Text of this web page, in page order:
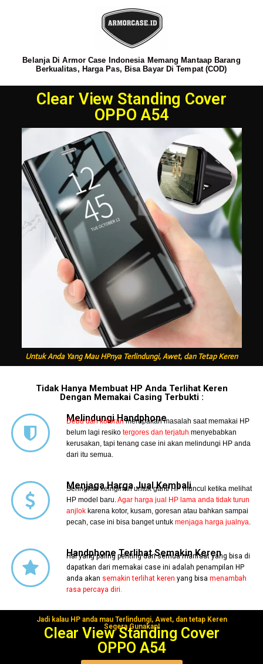
Belanja Di Armor Case Indonesia Memang Mantaap Barang
Berkualitas, Harga Pas, Bisa Bayar Di Tempat (COD)
Clear View Standing Cover
OPPO A54
Untuk Anda Yang Mau HPnya Terlindungi, Awet, dan Tetap Keren
Tidak Hanya Membuat HP Anda Terlihat Keren
Dengan Memakai Casing Terbukti :
Melindungi Handphone
Debu dan kotoran merupakan masalah saat memakai HP
belum lagi resiko tergores dan terjatuh menyebabkan
kerusakan, tapi tenang case ini akan melindungi HP anda
dari itu semua.
Menjaga Harga Jual Kembali
Seringkali keinginan untuk ganti HP muncul ketika melihat
HP model baru.Agar harga jual HP lama anda tidak turun
anjlok karena kotor, kusam, goresan atau bahkan sampai
pecah, case ini bisa banget untukmenjaga harga jualnya.
Handphone Terlihat Semakin Keren
Hal yang paling penting dari semua manfaat yang bisa di
dapatkan dari memakai case ini adalah penampilan HP
anda akan semakin terlihat keren yang bisamenambah
rasa percaya diri.
Jadi kalau HP anda mau Terlindungi, Awet, dan tetap Keren
Segera Gunakan!
Clear View Standing Cover
OPPO A54